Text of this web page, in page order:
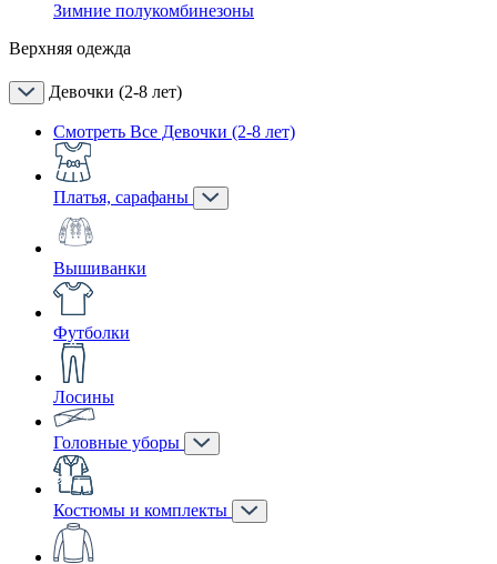
Зимние полукомбинезоны
Верхняя одежда
Девочки (2-8 лет)
Смотреть Все Девочки (2-8 лет)
Платья, сарафаны
Вышиванки
Футболки
Лосины
Головные уборы
Костюмы и комплекты